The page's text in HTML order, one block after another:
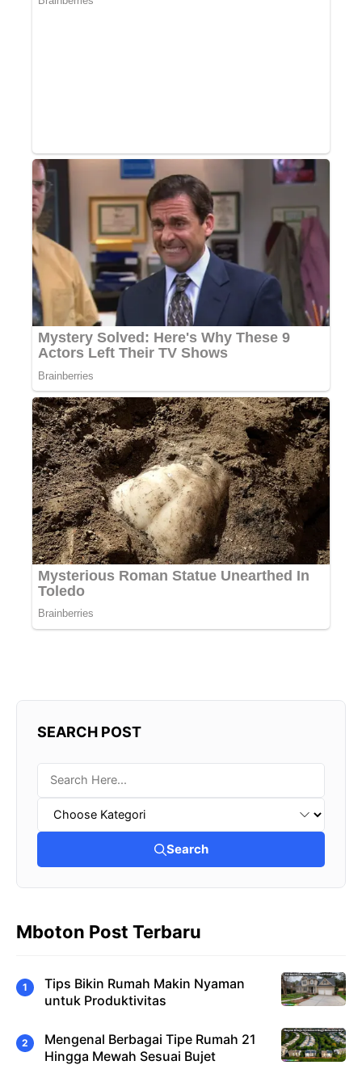
SEARCH POST
Search
Mboton Post Terbaru
Tips Bikin Rumah Makin Nyaman
untuk Produktivitas
Mengenal Berbagai Tipe Rumah 21
Hingga Mewah Sesuai Bujet